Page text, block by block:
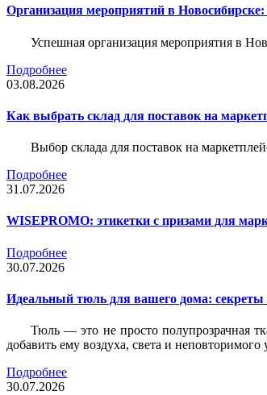
Организация мероприятий в
Успешная организация мероприятия в
Подробнее
03.08.2026
Как выбрать склад для поставок на
Выбор склада для поставок на
Подробнее
31.07.2026
WISEPROMO: этикетки с призами для
Подробнее
30.07.2026
Идеальный тюль для вашего дома:
Тюль — это не просто полупрозрачная
добавить ему воздуха, света и неповторимого
Подробнее
30.07.2026